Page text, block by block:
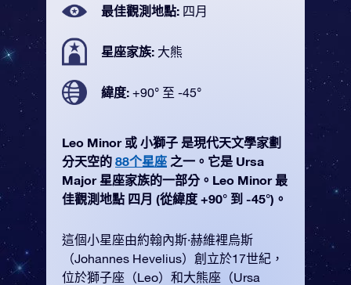
最佳觀測地點: 四月
星座家族: 大熊
緯度: +90° 至 -45°
Leo Minor 或 小獅子 是現代天文學家劃
分天空的 88个星座 之一。它是 Ursa
Major 星座家族的一部分。Leo Minor 最
佳觀測地點 四月 (從緯度 +90° 到 -45°)。
這個小星座由約翰內斯·赫維裡烏斯
（Johannes Hevelius）創立於17世紀，
位於獅子座（Leo）和大熊座（Ursa